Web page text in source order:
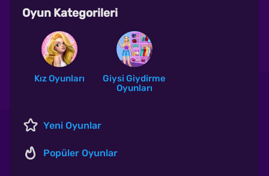
Oyun Kategorileri
Kız Oyunları
Giysi Giydirme
Oyunları
Yeni Oyunlar
Popüler Oyunlar